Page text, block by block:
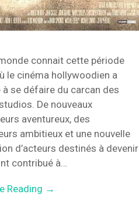
connait cette période
le cinéma hollywoodien a
à se défaire du carcan des
De nouveaux
aventureux, des
ambitieux et une nouvelle
d’acteurs destinés à devenir
contribué à…
Reading →